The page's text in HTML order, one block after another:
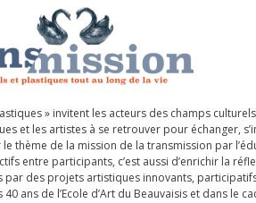
» invitent les acteurs des champs
et les artistes à se retrouver pour échanger,
thème de la mission de la transmission par
entre participants, c’est aussi d’enrichir la
des projets artistiques innovants,
ans de l’Ecole d’Art du Beauvaisis et dans le